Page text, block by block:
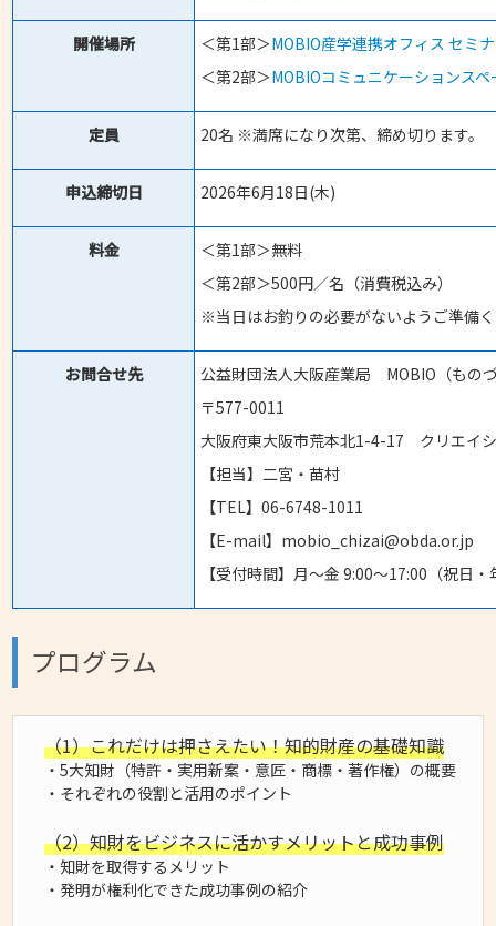
開催場所 ＜第1部＞MOBIO産学連携オフィス セミ
＜第2部＞MOBIOコミュニケーションス
定員 20名 ※満席になり次第、締め切ります。
申込締切日 2026年6月18日(木)
料金
＜第1部＞無料
＜第2部＞500円／名（消費税込み）
※当日はお釣りの必要がないようご準備
お問合せ先
公益財団法人大阪産業局 MOBIO（もの
〒577-0011
大阪府東大阪市荒本北1-4-17 クリエイ
【担当】二宮・苗村
【TEL】06-6748-1011
【E-mail】mobio_chizai@obda.or.jp
【受付時間】月～金 9:00～17:00（祝日
プログラム
（1）これだけは押さえたい！知的財産の基礎知識
・5大知財（特許・実用新案・意匠・商標・著作権）の概要
・それぞれの役割と活用のポイント
（2）知財をビジネスに活かすメリットと成功事例
・知財を取得するメリット
・発明が権利化できた成功事例の紹介